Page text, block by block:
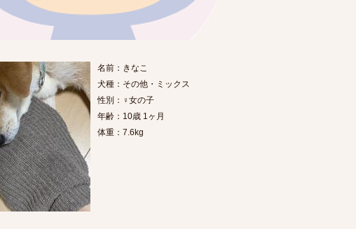
名前：きなこ
犬種：その他・ミックス
性別：♀女の子
年齢：10歳 1ヶ月
体重：7.6kg